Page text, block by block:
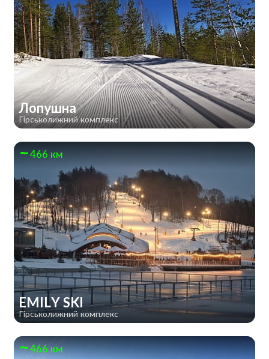
Лопушна
Гірськолижний комплекс
466 км
EMILY SKI
Гірськолижний комплекс
466 км